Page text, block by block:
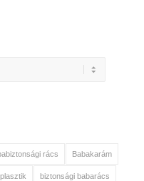
rács Babakarám
biztonsági babarács